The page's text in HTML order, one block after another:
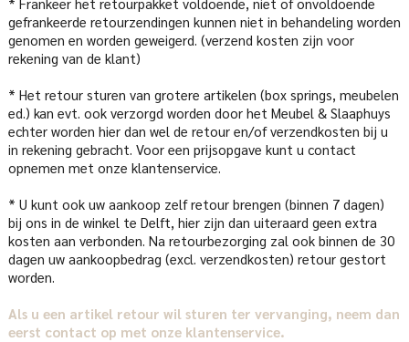
gefrankeerde retourzendingen kunnen niet in behandeling worden
genomen en worden geweigerd. (verzend kosten zijn voor
rekening van de klant)
* Het retour sturen van grotere artikelen (box springs, meubelen
ed.) kan evt. ook verzorgd worden door het Meubel & Slaaphuys
echter worden hier dan wel de retour en/of verzendkosten bij u
in rekening gebracht. Voor een prijsopgave kunt u contact
opnemen met onze klantenservice.
* U kunt ook uw aankoop zelf retour brengen (binnen 7 dagen)
bij ons in de winkel te Delft, hier zijn dan uiteraard geen extra
kosten aan verbonden. Na retourbezorging zal ook binnen de 30
dagen uw aankoopbedrag (excl. verzendkosten) retour gestort
worden.
Als u een artikel retour wil sturen ter vervanging, neem dan
eerst contact op met onze klantenservice.